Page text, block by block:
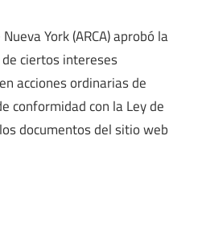
York (ARCA) aprobó la
ciertos intereses
acciones ordinarias de
conformidad con la Ley de
documentos del sitio web